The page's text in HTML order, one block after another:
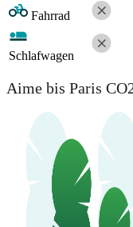
Fahrrad
Schlafwagen
Aime bis Paris